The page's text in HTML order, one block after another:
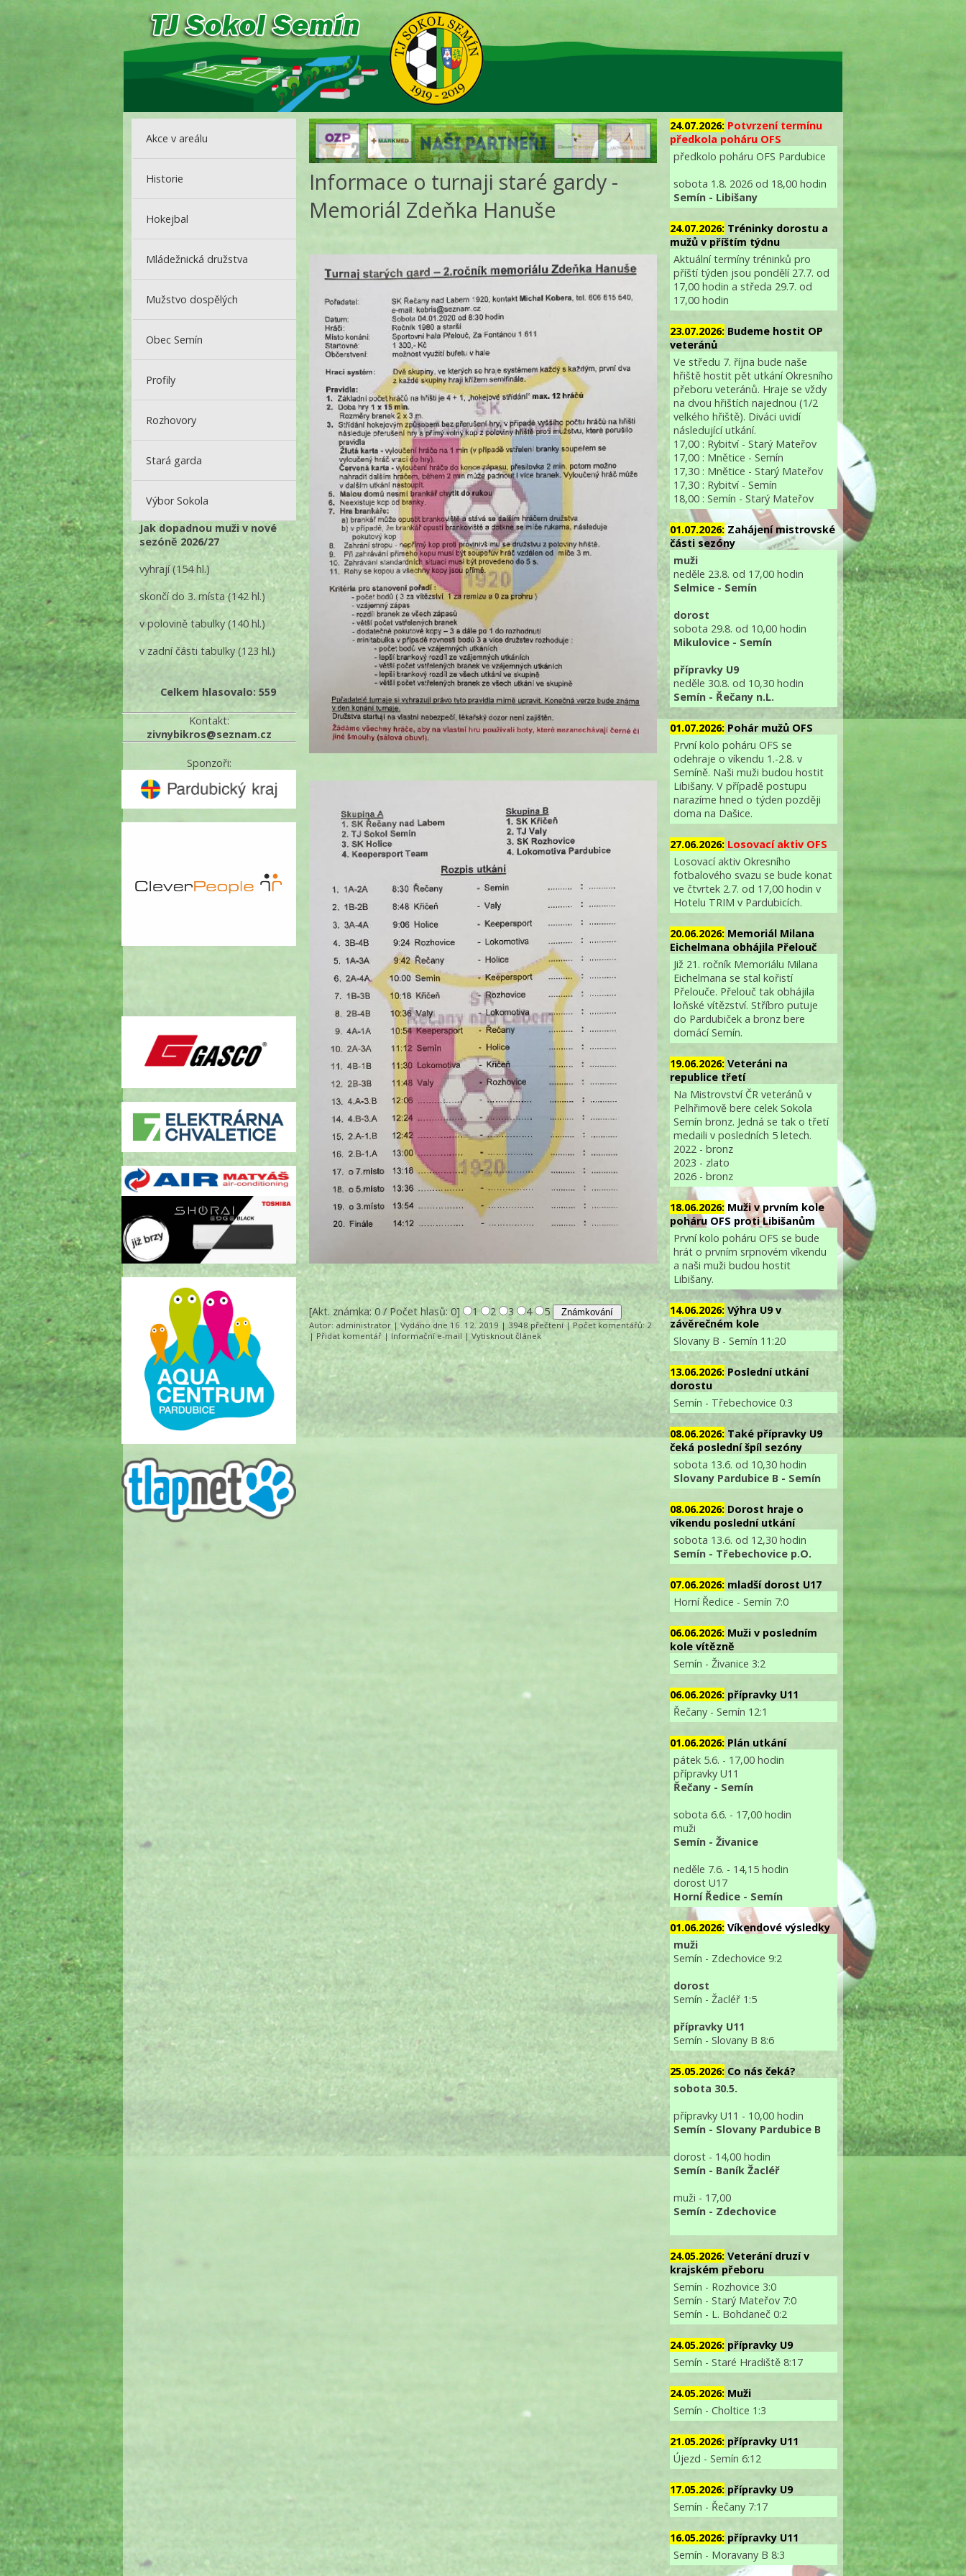
Akce v areálu
Historie
Hokejbal
Mládežnická družstva
Mužstvo dospělých
Obec Semín
Profily
Rozhovory
Stará garda
Výbor Sokola
Jak dopadnou muži v nové
sezóně 2026/27
vyhrají(154 hl.)
skončí do 3. místa(142 hl.)
v polovině tabulky(140 hl.)
v zadní části tabulky (123 hl.)
Celkem hlasovalo: 559
Kontakt:
zivnybikros@seznam.cz
Sponzoři:
Informace o turnaji staré gardy -
Memoriál Zdeňka Hanuše
[Akt. známka: 0 / Počet hlasů: 0] 1 2 3 4 5
Autor: administrator | Vydáno dne 16. 12. 2019 | 3948 přečtení |Počet komentářů: 2
| Přidat komentář | Informační e-mail |Vytisknout článek
24.07.2026: Potvrzení termínu
předkola poháru OFS
předkolo poháru OFS Pardubice
sobota 1.8. 2026 od 18,00 hodin
Semín - Libišany
24.07.2026: Tréninky dorostu a
mužů v příštím týdnu
Aktuální termíny tréninků pro
příští týden jsou pondělí 27.7. od
17,00 hodin a středa 29.7. od
17,00 hodin
23.07.2026: Budeme hostit OP
veteránů
Ve středu 7. října bude naše
hřiště hostit pět utkání Okresního
přeboru veteránů. Hraje se vždy
na dvou hřištích najednou (1/2
velkého hřiště). Diváci uvidí
následující utkání.
17,00 : Rybitví - Starý Mateřov
17,00 : Mnětice - Semín
17,30 : Mnětice - Starý Mateřov
17,30 : Rybitví - Semín
18,00 : Semín - Starý Mateřov
01.07.2026: Zahájení mistrovské
části sezóny
muži
neděle 23.8. od 17,00 hodin
Selmice - Semín
dorost
sobota 29.8. od 10,00 hodin
Mikulovice - Semín
přípravky U9
neděle 30.8. od 10,30 hodin
Semín - Řečany n.L.
01.07.2026: Pohár mužů OFS
První kolo poháru OFS se
odehraje o víkendu 1.-2.8. v
Semíně. Naši muži budou hostit
Libišany. V případě postupu
narazíme hned o týden později
doma na Dašice.
27.06.2026: Losovací aktiv OFS
Losovací aktiv Okresního
fotbalového svazu se bude konat
ve čtvrtek 2.7. od 17,00 hodin v
Hotelu TRIM v Pardubicích.
20.06.2026: Memoriál Milana
Eichelmana obhájila Přelouč
Již 21. ročník Memoriálu Milana
Eichelmana se stal kořistí
Přelouče. Přelouč tak obhájila
loňské vítězství. Stříbro putuje
do Pardubiček a bronz bere
domácí Semín.
19.06.2026: Veteráni na
republice třetí
Na Mistrovství ČR veteránů v
Pelhřimově bere celek Sokola
Semín bronz. Jedná se tak o třetí
medaili v posledních 5 letech.
2022 - bronz
2023 - zlato
2026 - bronz
18.06.2026: Muži v prvním kole
poháru OFS proti Libišanům
První kolo poháru OFS se bude
hrát o prvním srpnovém víkendu
a naši muži budou hostit
Libišany.
14.06.2026: Výhra U9 v
závěrečném kole
Slovany B - Semín 11:20
13.06.2026: Poslední utkání
dorostu
Semín - Třebechovice 0:3
08.06.2026: Také přípravky U9
čeká poslední špíl sezóny
sobota 13.6. od 10,30 hodin
Slovany Pardubice B - Semín
08.06.2026: Dorost hraje o
víkendu poslední utkání
sobota 13.6. od 12,30 hodin
Semín - Třebechovice p.O.
07.06.2026: mladší dorost U17
Horní Ředice - Semín 7:0
06.06.2026: Muži v posledním
kole vítězně
Semín - Živanice 3:2
06.06.2026: přípravky U11
Řečany - Semín 12:1
01.06.2026: Plán utkání
pátek 5.6. - 17,00 hodin
přípravky U11
Řečany - Semín
sobota 6.6. - 17,00 hodin
muži
Semín - Živanice
neděle 7.6. - 14,15 hodin
dorost U17
Horní Ředice - Semín
01.06.2026: Víkendové výsledky
muži
Semín - Zdechovice 9:2
dorost
Semín - Žacléř 1:5
přípravky U11
Semín - Slovany B 8:6
25.05.2026: Co nás čeká?
sobota 30.5.
přípravky U11 - 10,00 hodin
Semín - Slovany Pardubice B
dorost - 14,00 hodin
Semín - Baník Žacléř
muži - 17,00
Semín - Zdechovice
24.05.2026: Veterání druzí v
krajském přeboru
Semín - Rozhovice 3:0
Semín - Starý Mateřov 7:0
Semín - L. Bohdaneč 0:2
24.05.2026: přípravky U9
Semín - Staré Hradiště 8:17
24.05.2026: Muži
Semín - Choltice 1:3
21.05.2026: přípravky U11
Újezd - Semín 6:12
17.05.2026: přípravky U9
Semín - Řečany 7:17
16.05.2026: přípravky U11
Semín - Moravany B 8:3